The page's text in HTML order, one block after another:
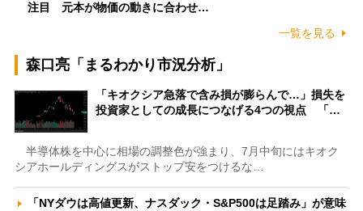
注目 元本が物価の動きに合わせ…
一覧を見る
森口亮「まるわかり市況分析」
「キオクシア急落で含み損が膨らんで…」損失を
投資家としての成長につなげる4つの視点 「…
半導体株を中心に相場の調整色が強まり、7月中旬にはキオク
シアホールディングスがストップ安をつけるな…
「NYダウは高値更新、ナスダック・S&P500は足踏み」が意味